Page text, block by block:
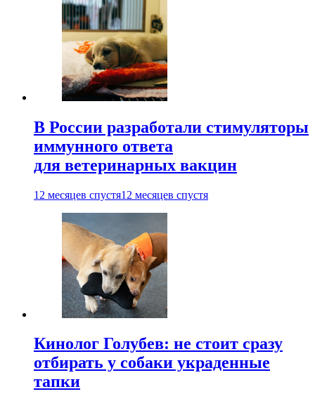
В России разработали стимуляторы
иммунного ответа
для ветеринарных вакцин
12 месяцев спустя12 месяцев спустя
Кинолог Голубев: не стоит сразу
отбирать у собаки украденные
тапки